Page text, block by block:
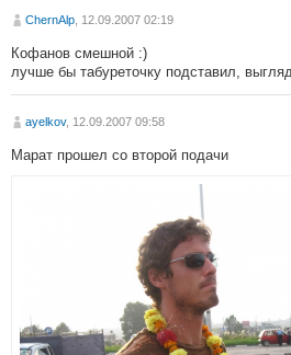
ChernAlp , 12.09.2007 02:19
Кофанов смешной :)
лучше бы табуреточку подставил,
ayelkov, 12.09.2007 09:58
Марат прошел со второй подачи